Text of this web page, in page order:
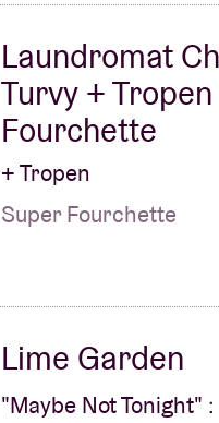
Laundromat
Turvy +
Fourchette
+ Tropen
Super Fourchette
Lime Garden
"Maybe Not Tonight"